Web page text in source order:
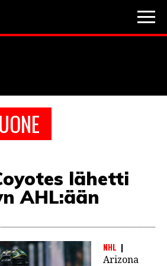
lähetti
AHL:ään
NHL
Arizona
Veikkausliiga